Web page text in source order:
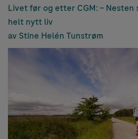
Livet før og etter CGM: –
helt nytt liv
av Stine Helén Tunstrøm